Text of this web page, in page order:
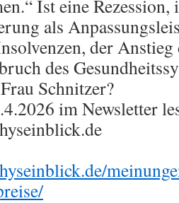
Ist eine Rezession,
als
der
des
Schnitzer?
im Newsletter